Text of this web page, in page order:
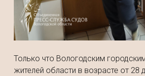
Только что Вологодским
жителей области в возрасте от 28